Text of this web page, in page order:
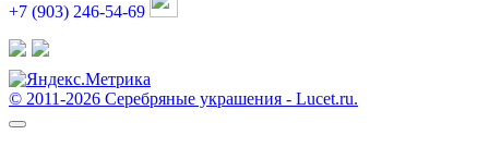
+7 (903) 246-54-69
© 2011-2026 Серебряные украшения - Lucet.ru.